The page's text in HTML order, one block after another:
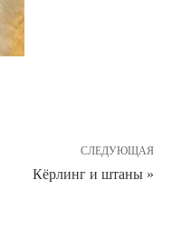
СЛЕДУЮЩАЯ
Кёрлинг и штаны »